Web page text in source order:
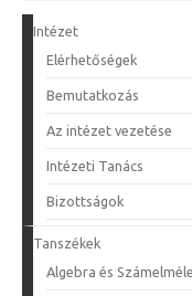
Intézet
Elérhetőségek
Bemutatkozás
Az intézet vezetése
Intézeti Tanács
Bizottságok
Tanszékek
Algebra és